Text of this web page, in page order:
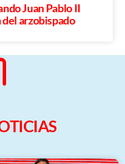
Juan Pablo II
arzobispado